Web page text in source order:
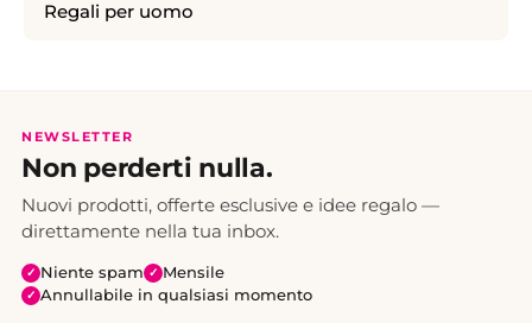
Regali per uomo
NEWSLETTER
Non perderti nulla.
Nuovi prodotti, offerte esclusive e idee regalo —
direttamente nella tua inbox.
✓ Niente spam ✓ Mensile
✓ Annullabile in qualsiasi momento